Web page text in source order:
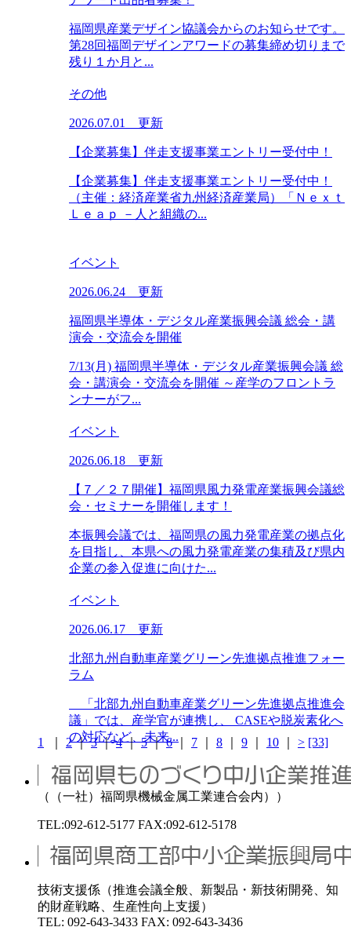
福岡県産業デザイン協議会からのお知らせです。
第28回福岡デザインアワードの募集締め切りまで
残り１か月と...
その他
2026.07.01 更新
【企業募集】伴走支援事業エントリー受付中！
【企業募集】伴走支援事業エントリー受付中！
（主催：経済産業省九州経済産業局）「Ｎｅｘｔ
Ｌｅａｐ －人と組織の...
イベント
2026.06.24 更新
福岡県半導体・デジタル産業振興会議 総会・講
演会・交流会を開催
7/13(月) 福岡県半導体・デジタル産業振興会議 総
会・講演会・交流会を開催 ～産学のフロントラ
ンナーがフ...
イベント
2026.06.18 更新
【７／２７開催】福岡県風力発電産業振興会議総
会・セミナーを開催します！
本振興会議では、福岡県の風力発電産業の拠点化
を目指し、本県への風力発電産業の集積及び県内
企業の参入促進に向けた...
イベント
2026.06.17 更新
北部九州自動車産業グリーン先進拠点推進フォー
ラム
「北部九州自動車産業グリーン先進拠点推進会
議」では、産学官が連携し、 CASEや脱炭素化へ
の対応など、未来...
1 2｜3｜4｜5｜6｜ 7 8 9 10 > [33]
（（一社）福岡県機械金属工業連合会内））
TEL:092-612-5177 FAX:092-612-5178
技術支援係（推進会議全般、新製品・新技術開発、知
的財産戦略、生産性向上支援）
TEL: 092-643-3433 FAX: 092-643-3436